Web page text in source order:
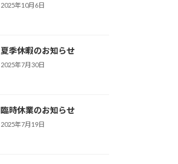
2025年10月6日
夏季休暇のお知らせ
2025年7月30日
臨時休業のお知らせ
2025年7月19日